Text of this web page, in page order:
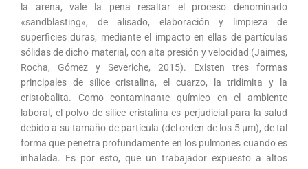
la arena, vale la pena resaltar el proceso denominado
«sandblasting», de alisado, elaboración y limpieza de
superficies duras, mediante el impacto en ellas de partículas
sólidas de dicho material, con alta presión y velocidad (Jaimes,
Rocha, Gómez y Severiche, 2015). Existen tres formas
principales de sílice cristalina, el cuarzo, la tridimita y la
cristobalita. Como contaminante químico en el ambiente
laboral, el polvo de sílice cristalina es perjudicial para la salud
debido a su tamaño de partícula (del orden de los 5 μm), de tal
forma que penetra profundamente en los pulmones cuando es
inhalada. Es por esto, que un trabajador expuesto a altos